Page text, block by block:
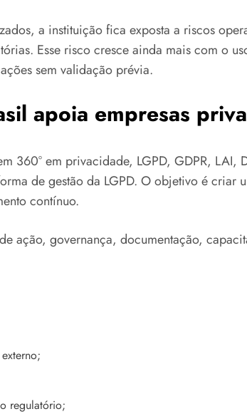
a instituição fica exposta a riscos
Esse risco cresce ainda mais com o
sem validação prévia.
apoia empresas
360° em privacidade, LGPD, GDPR,
de gestão da LGPD. O objetivo é
contínuo.
ação, governança, documentação,
regulatório;